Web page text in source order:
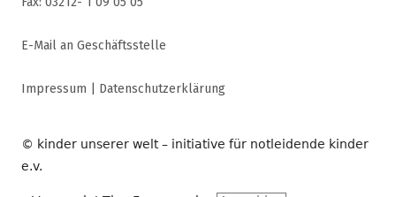
E-Mail an Geschäftsstelle
Impressum Datenschutzerklärung
© kinder unserer welt – initiative für notleidende kinder
e.v.